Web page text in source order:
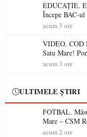
EDUCAȚIE.
Începe BAC-ul
acum 3 ore
VIDEO. COD ROȘU. Zeci de hectare
Satu Mare!
pentru a salva
acum 3 ore
ULTIMELE ȘTIRI
FOTBAL.
Mare – CSM
pentru suporteri
acum 2 ore